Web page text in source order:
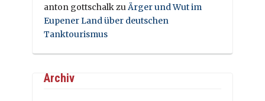
anton gottschalkzuÄrger und Wut im
Eupener Land über deutschen
Tanktourismus
Archiv